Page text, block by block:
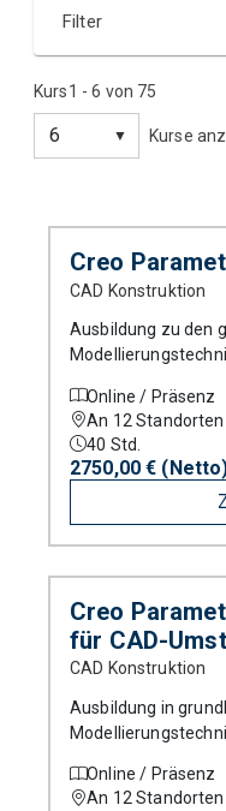
Filter
Kategorie
Kursart
Standort
Kurs1 -6 von 75
Kurse
Creo
CAD Konstruktion
Ausbildung zu den
Online / Präsenz
An 12 Standorten
40 Std.
2750,00 €
Creo
für CAD-
CAD Konstruktion
Ausbildung in
vorhanden sind.
Online / Präsenz
An 12 Standorten